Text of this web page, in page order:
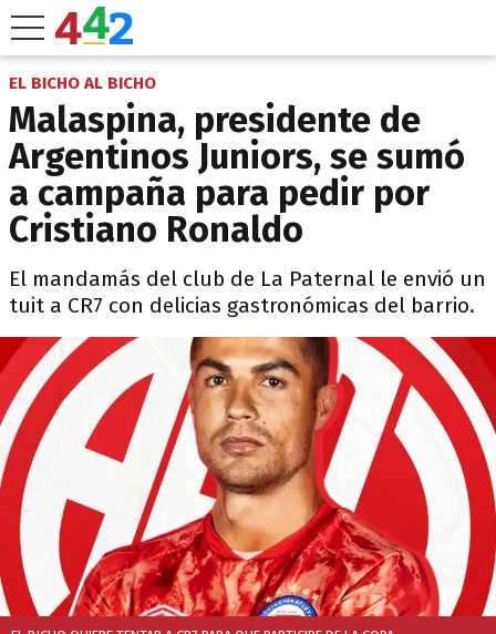
EL BICHO AL BICHO
Malaspina, presidente de
Argentinos Juniors, se sumó
a campaña para pedir por
Cristiano Ronaldo
El mandamás del club de La Paternal le envió un
tuit a CR7 con delicias gastronómicas del barrio.